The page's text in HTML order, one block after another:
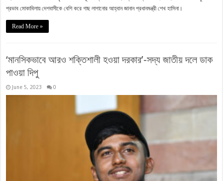
প্রভাব মোকাবিলায় দেশবাসীকে বেশি করে গাছ লাগানোর আহ্বান জানান প্রধানমন্ত্রী শেখ হাসিনা।
Read More »
‘মানসিকভাবে আরও শক্তিশালী হওয়া দরকার’-সদ্য জাতীয় দলে ডাক
পাওয়া দিপু
June 5, 2023 0